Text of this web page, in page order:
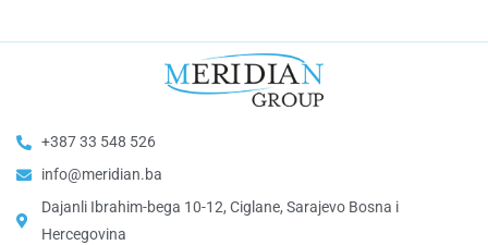
+387 33 548 526
info@meridian.ba
Dajanli Ibrahim-bega 10-12, Ciglane, Sarajevo Bosna i
Hercegovina​